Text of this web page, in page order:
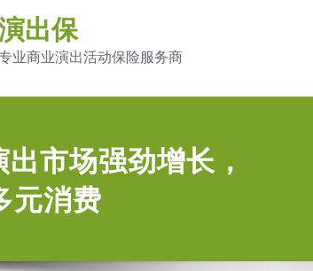
出保
业商业演出活动保险服务商
市场强劲增长，
元消费